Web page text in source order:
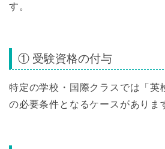
す。
① 受験資格の付与
特定の学校・国際クラスでは「
の必要条件となるケースがありま